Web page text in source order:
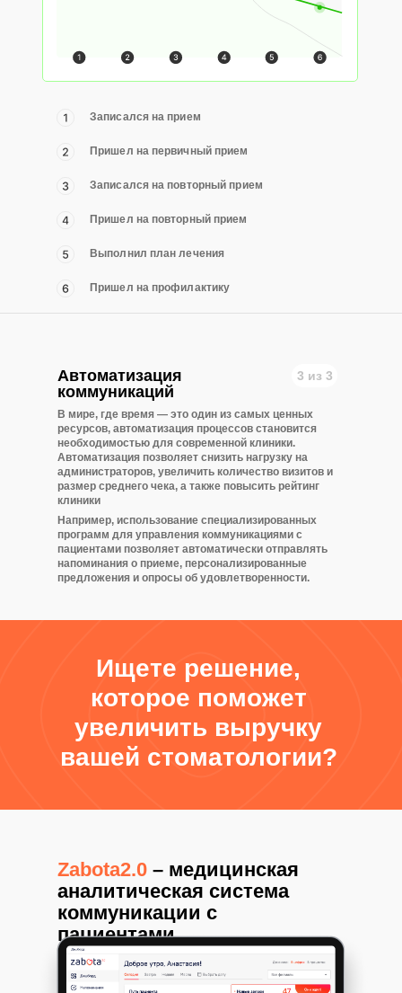
Пришел на первичный прием
Записался на повторный прием
Пришел на повторный прием
Пришел на профилактику
Выполнил план лечения
Записался на прием
Автоматизация
коммуникаций
В мире, где время — это один из самых ценных
ресурсов, автоматизация процессов становится
необходимостью для современной клиники.
Автоматизация позволяет снизить нагрузку на
администраторов, увеличить количество визитов и
размер среднего чека, а также повысить рейтинг
клиники
3 из 3
Например, использование специализированных
программ для управления коммуникациями с
пациентами позволяет автоматически отправлять
напоминания о приеме, персонализированные
предложения и опросы об удовлетворенности.
Ищете решение,
которое поможет
увеличить выручку
вашей стоматологии?
Zabota2.0 – медицинская
аналитическая система
коммуникации с
пациентами